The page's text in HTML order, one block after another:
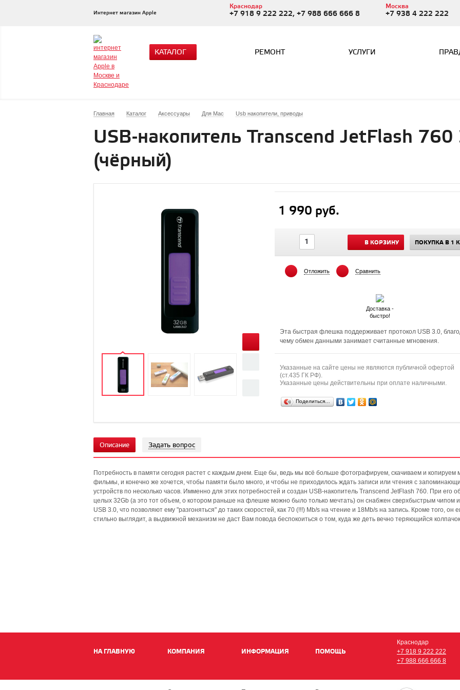
Интернет магазин Apple
Краснодар
+7 918 9 222 222, +7 988 666 666 8
Москва
+7 938 4 222 222
КАТАЛОГ РЕМОНТ УСЛУГИ
Главная Каталог Аксессуары Для Mac Usb накопители, приводы
USB-накопитель Transcend JetFlash
(чёрный)
1 990 руб.
В КОРЗИНУ ПОКУПКА В 1
Отложить Сравнить
Доставка -
быстро!
Эта быстрая флешка поддерживает протокол USB 3.0,
чему обмен данными занимает считанные мгновения.
Указанные на сайте цены не являются публичной офертой
(ст.435 ГК РФ).
Указанные цены действительны при оплате наличными.
Поделиться…
Описание Задать вопрос
Потребность в памяти сегодня растет с каждым днем. Еще бы, ведь мы всё больше фотографируем, скачиваем и копируем
фильмы, и конечно же хочется, чтобы памяти было много, и чтобы не приходилось ждать записи или чтения с
устройств по несколько часов. Имменно для этих потребностей и создан USB-накопитель Transcend JetFlash 760. При его
целых 32Gb (а это тот объем, о котором раньше на флешке можно было только мечтать) он снабжен сверхбыстрым чипом
USB 3.0, что позволяют ему "разгоняться" до таких скоростей, как 70 (!!!) Mb/s на чтение и 18Mb/s на запись. Кроме того, он
стильно выглядит, а выдвижной механизм не даст Вам повода беспокоиться о том, куда же деть вечно теряющийся
НА ГЛАВНУЮ КОМПАНИЯ ИНФОРМАЦИЯ ПОМОЩЬ
Краснодар
+7 918 9 222 222
+7 988 666 666 8